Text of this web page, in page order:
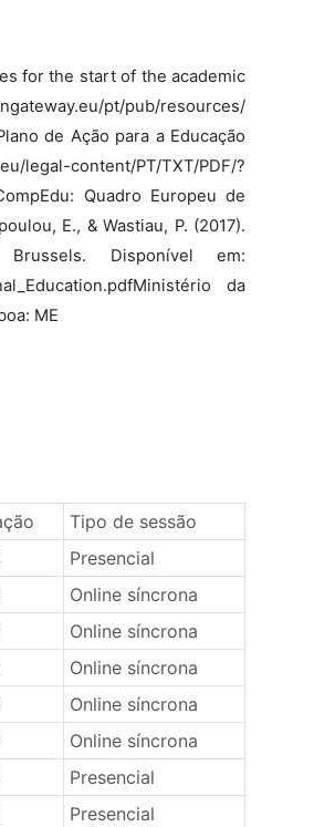
for the start of the academic
pt/pub/resources/
de Ação para a Educação
PT/TXT/PDF/?
Quadro Europeu de
E., & Wastiau, P. (2017).
Disponível em:
da
ME
Tipo de sessão
Presencial
Online síncrona
Online síncrona
Online síncrona
Online síncrona
Online síncrona
Presencial
Presencial